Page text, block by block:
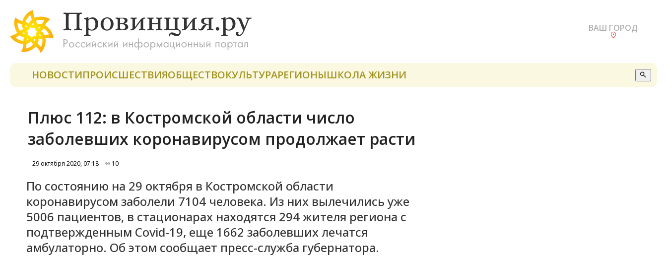
ВАШ ГОРОД
НОВОСТИПРОИСШЕСТВИЯОБЩЕСТВОКУЛЬТУРАРЕГИОНЫШКОЛА ЖИЗНИ
Плюс 112: в Костромской области число
заболевших коронавирусом продолжает расти
29 октября 2020, 07:18 10
По состоянию на 29 октября в Костромской области
коронавирусом заболели 7104 человека. Из них вылечились уже
5006 пациентов, в стационарах находятся 294 жителя региона с
подтвержденным Covid-19, еще 1662 заболевших лечатся
амбулаторно. Об этом сообщает пресс-служба губернатора.